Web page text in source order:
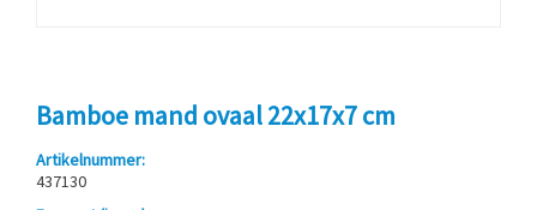
Bamboe mand ovaal 22x17x7 cm
Artikelnummer:
437130